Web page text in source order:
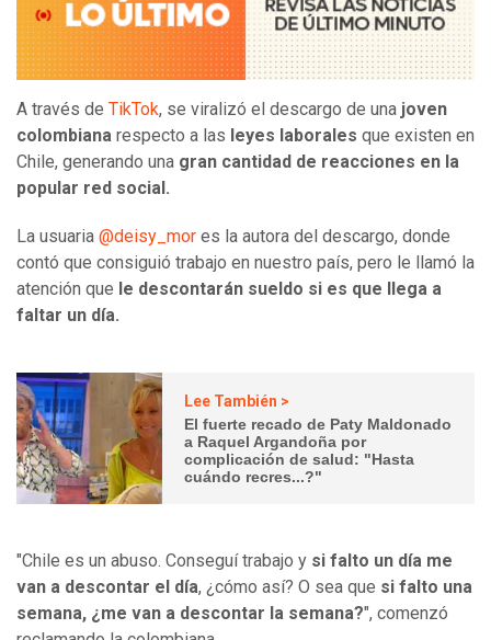
A través de TikTok, se viralizó el descargo de una joven
colombiana respecto a las leyes laborales que existen en
Chile, generando una gran cantidad de reacciones en la
popular red social.
La usuaria @deisy_mor es la autora del descargo, donde
contó que consiguió trabajo en nuestro país, pero le llamó la
atención que le descontarán sueldo si es que llega a
faltar un día.
Lee También >
El fuerte recado de Paty Maldonado
a Raquel Argandoña por
complicación de salud: "Hasta
cuándo recres...?"
"Chile es un abuso. Conseguí trabajo y si falto un día me
van a descontar el día, ¿cómo así? O sea que si falto una
semana, ¿me van a descontar la semana?", comenzó